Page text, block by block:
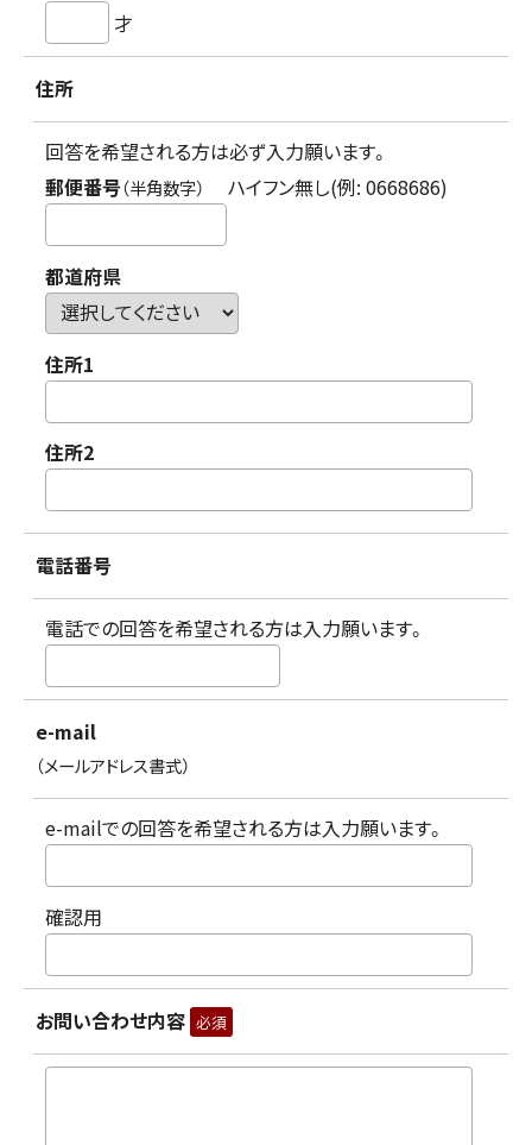
才
住所
回答を希望される方は必ず入力願います。
郵便番号（半角数字） ハイフン無し(例: 0668686)
都道府県
住所1
住所2
電話番号
電話での回答を希望される方は入力願います。
e-mail
（メールアドレス書式）
e-mailでの回答を希望される方は入力願います。
確認用
お問い合わせ内容 必須